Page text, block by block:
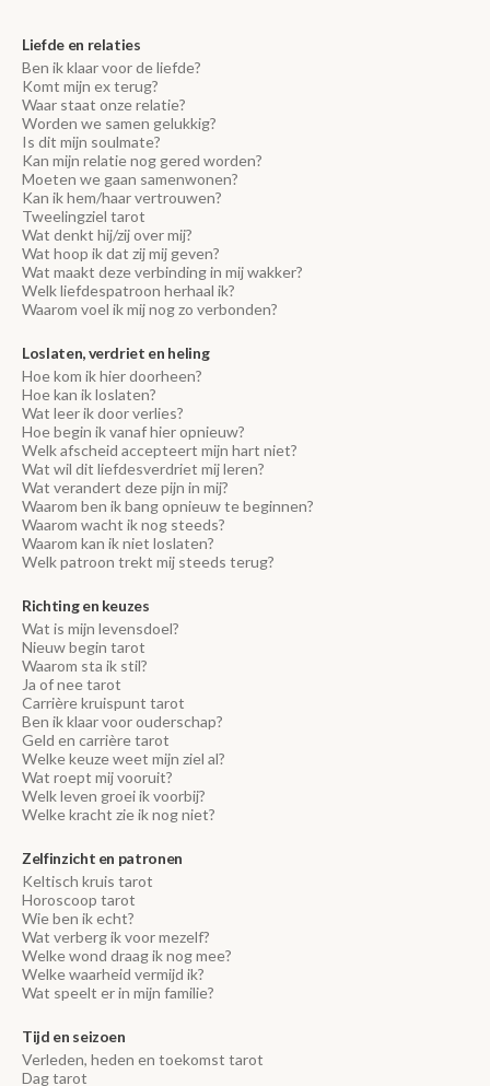
Liefde en relaties
Ben ik klaar voor de liefde?
Komt mijn ex terug?
Waar staat onze relatie?
Worden we samen gelukkig?
Is dit mijn soulmate?
Kan mijn relatie nog gered worden?
Moeten we gaan samenwonen?
Kan ik hem/haar vertrouwen?
Tweelingziel tarot
Wat denkt hij/zij over mij?
Wat hoop ik dat zij mij geven?
Wat maakt deze verbinding in mij wakker?
Welk liefdespatroon herhaal ik?
Waarom voel ik mij nog zo verbonden?
Loslaten, verdriet en heling
Hoe kom ik hier doorheen?
Hoe kan ik loslaten?
Wat leer ik door verlies?
Hoe begin ik vanaf hier opnieuw?
Welk afscheid accepteert mijn hart niet?
Wat wil dit liefdesverdriet mij leren?
Wat verandert deze pijn in mij?
Waarom ben ik bang opnieuw te beginnen?
Waarom wacht ik nog steeds?
Waarom kan ik niet loslaten?
Welk patroon trekt mij steeds terug?
Richting en keuzes
Wat is mijn levensdoel?
Nieuw begin tarot
Waarom sta ik stil?
Ja of nee tarot
Carrière kruispunt tarot
Ben ik klaar voor ouderschap?
Geld en carrière tarot
Welke keuze weet mijn ziel al?
Wat roept mij vooruit?
Welk leven groei ik voorbij?
Welke kracht zie ik nog niet?
Zelfinzicht en patronen
Keltisch kruis tarot
Horoscoop tarot
Wie ben ik echt?
Wat verberg ik voor mezelf?
Welke wond draag ik nog mee?
Welke waarheid vermijd ik?
Wat speelt er in mijn familie?
Tijd en seizoen
Verleden, heden en toekomst tarot
Dag tarot